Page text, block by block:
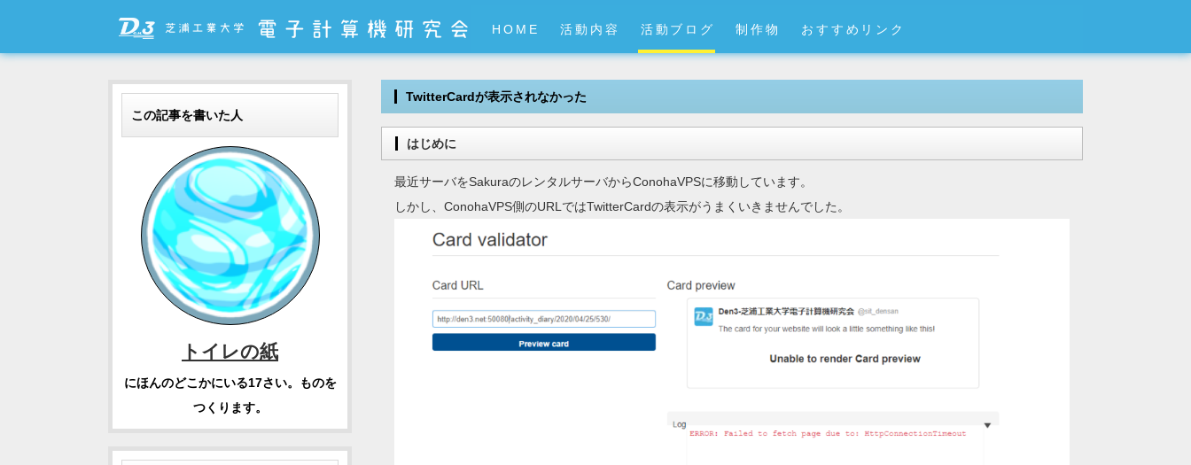
HOME 活動内容 活動ブログ 制作物 おすすめリンク
TwitterCardが表示されなかった
はじめに
最近サーバをSakuraのレンタルサーバからConohaVPSに移動しています。
しかし、ConohaVPS側のURLではTwitterCardの表示がうまくいきませんでした。
この記事を書いた人
トイレの紙
にほんのどこかにいる17さい。ものを
つくります。